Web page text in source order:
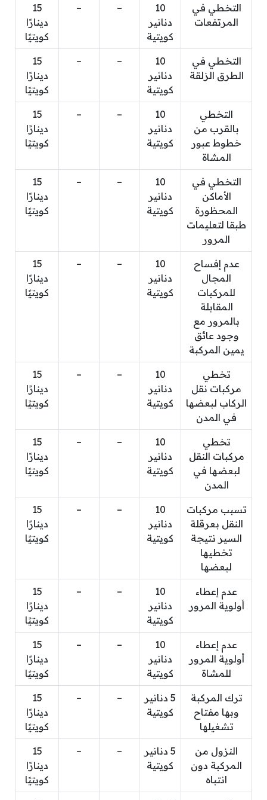
التخطي في
المرتفعات
10
دنانير
كويتية
–
–
15
دينارًا
كويتيًا
التخطي في
الطرق الزلقة
10
دنانير
كويتية
–
–
15
دينارًا
كويتيًا
التخطي
بالقرب من
خطوط عبور
المشاة
10
دنانير
كويتية
–
–
15
دينارًا
كويتيًا
التخطي في
الأماكن
المحظورة
طبقا لتعليمات
المرور
10
دنانير
كويتية
–
–
15
دينارًا
كويتيًا
عدم إفساح
المجال
للمركبات
المقابلة
بالمرور مع
وجود عائق
يمين المركبة
10
دنانير
كويتية
–
–
15
دينارًا
كويتيًا
تخطي
مركبات نقل
الركاب لبعضها
في المدن
10
دنانير
كويتية
–
–
15
دينارًا
كويتيًا
تخطي
مركبات النقل
لبعضها في
المدن
10
دنانير
كويتية
–
–
15
دينارًا
كويتيًا
تسبب مركبات
النقل بعرقلة
السير نتيجة
تخطيها
لبعضها
10
دنانير
كويتية
–
–
15
دينارًا
كويتيًا
عدم إعطاء
أولوية المرور
10
دنانير
كويتية
–
–
15
دينارًا
كويتيًا
عدم إعطاء
أولوية المرور
للمشاة
10
دنانير
كويتية
–
–
15
دينارًا
كويتيًا
ترك المركبة
وبها مفتاح
تشغيلها
5 دنانير
كويتية
–
–
15
دينارًا
كويتيًا
النزول من
المركبة دون
انتباه
5 دنانير
كويتية
–
–
15
دينارًا
كويتيًا